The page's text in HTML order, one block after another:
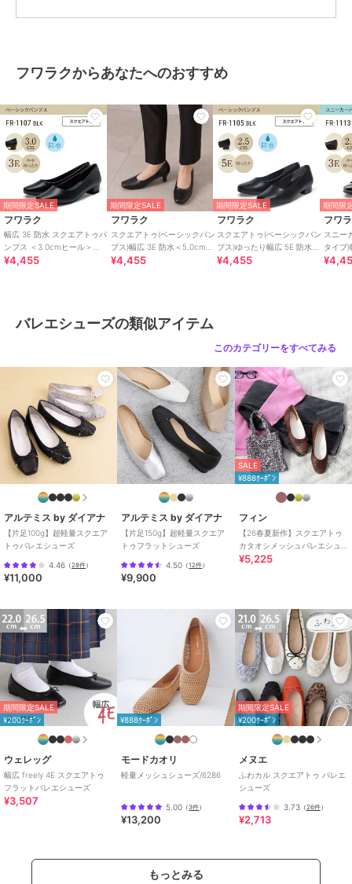
シューズ
／バレエシューズ
サイズ 7サイズ展開
素材
アッパー(表面素材)：合成皮革
ソール(靴底)：合成底
商品のお取り扱い方法
特徴
シューズ
無地/ 2.5cm未満/スク
エアトゥ
バレエシューズ
原産国 中国製
フワラクからあなたへのおすすめ
期間限定SALE
フワラク
幅広 3E 防水 スクエアトゥパ
ンプス ＜3.0cmヒール＞
【21.5cm～25.5cm】
¥4,455
期間限定SALE
フワラク
スクエアトゥ(ベーシックパン
プス)幅広 3E 防水＜5.0cmヒ
ール＞【21.5cm～25.5cm】
¥4,455
期間限定SALE
フワラク
スクエアトゥ(ベーシックパン
プス)ゆったり幅広 5E 防水＜
2.5cmヒール＞
¥4,455
期間限
フワ
スニー
タイプ
ヒール
バレエシューズの類似アイテム
このカテゴリーをすべてみる
アルテミス by ダイアナ
【片足100g】超軽量スクエア
トゥバレエシューズ
4.46 （28件）
¥11,000
アルテミス by ダイアナ
【片足150g】超軽量スクエア
トゥフラットシューズ
4.50 （12件）
¥9,900
SALE
¥888ｸｰﾎﾟﾝ
フィン
【26春夏新作】スクエアトゥ
カタオシメッシュバレエシュ
ーズ【低反発スポンジ入り】
¥5,225
期間限定SALE
¥200ｸｰﾎﾟﾝ
ウェレッグ
幅広 freely 4E スクエアトゥ
フラットバレエシューズ
¥3,507
¥888ｸｰﾎﾟﾝ
モードカオリ
軽量メッシュシューズ/6286
5.00 （3件）
¥13,200
期間限定SALE
¥200ｸｰﾎﾟﾝ
メヌエ
ふわカル スクエアトゥ バレエ
シューズ
3.73（26件）
¥2,713
もっとみる